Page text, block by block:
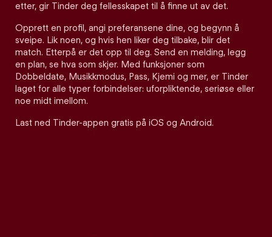
etter, gir Tinder deg fellesskapet til å finne ut av det.
Opprett en profil, angi preferansene dine, og begynn å
sveipe. Lik noen, og hvis hen liker deg tilbake, blir det
match. Etterpå er det opp til deg. Send en melding, legg
en plan, se hva som skjer. Med funksjoner som
Dobbeldate, Musikkmodus, Pass, Kjemi og mer, er Tinder
laget for alle typer forbindelser: uforpliktende, seriøse eller
noe midt imellom.
Last ned Tinder-appen gratis på iOS og Android.